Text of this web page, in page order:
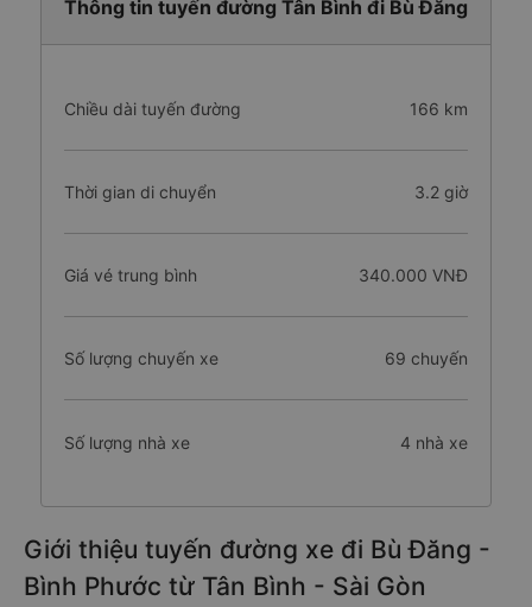
Thông tin tuyến đường Tân Bình đi Bù Đăng
Chiều dài tuyến đường 166 km
Thời gian di chuyển 3.2 giờ
Giá vé trung bình 340.000 VNĐ
Số lượng chuyến xe 69 chuyến
Số lượng nhà xe 4 nhà xe
Giới thiệu tuyến đường xe đi Bù Đăng -
Bình Phước từ Tân Bình - Sài Gòn